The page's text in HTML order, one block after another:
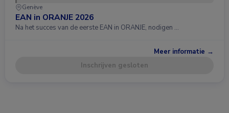
Genève
EAN in ORANJE 2026
Na het succes van de eerste EAN in ORANJE, nodigen …
Meer informatie →
Inschrijven gesloten